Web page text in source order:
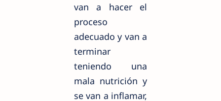
van a hacer el
proceso
adecuado y van a
terminar
teniendo una
mala nutrición y
se van a inflamar,